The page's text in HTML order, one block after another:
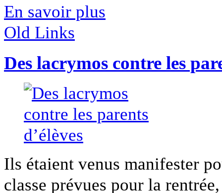
En savoir plus
Old Links
Des lacrymos contre les
Ils étaient venus manifester
classe prévues pour la